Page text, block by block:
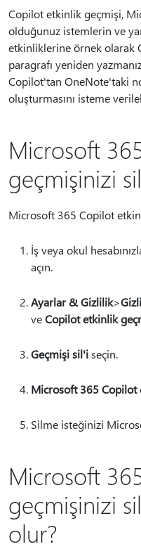
Copilot etkinlik geçmişi,
olduğunuz istemlerin ve
etkinliklerine örnek olarak
paragrafı yeniden
Copilot'tan OneNote'taki
oluşturmasını isteme
Microsoft
geçmişinizi
Microsoft 365 Copilot
İş veya okul
açın.
Ayarlar & Gizlilik>
veCopilot etkinlik
Geçmişi sil'iseçin.
Microsoft 365 Copilot
Silme isteğinizi
Microsoft
geçmişinizi
olur?